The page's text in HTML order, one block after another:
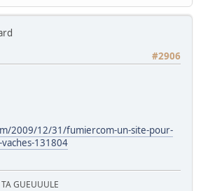
#2906
2009/12/31/fumiercom-un-site-pour-
131804
GUEUUULE